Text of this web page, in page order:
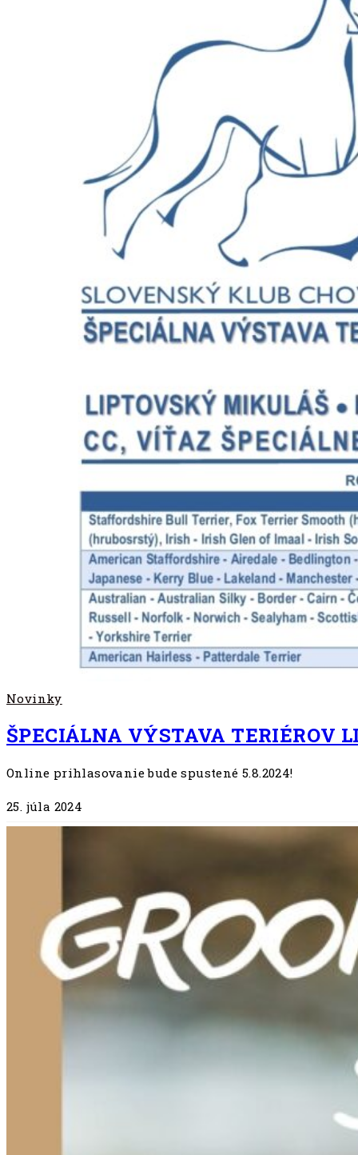
Novinky
ŠPECIÁLNA VÝSTAVA TERIÉROV
Online prihlasovanie bude spustené 5.8.2024!
25. júla 2024